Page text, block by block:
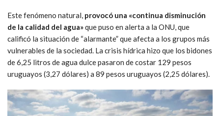
Este fenómeno natural, provocó una «continua disminución
de la calidad del agua»que puso en alerta a la ONU, que
calificó la situación de “alarmante” que afecta a los grupos más
vulnerables de la sociedad. La crisis hídrica hizo que los bidones
de 6,25 litros de agua dulce pasaron de costar 129 pesos
uruguayos (3,27 dólares) a 89 pesos uruguayos (2,25 dólares).